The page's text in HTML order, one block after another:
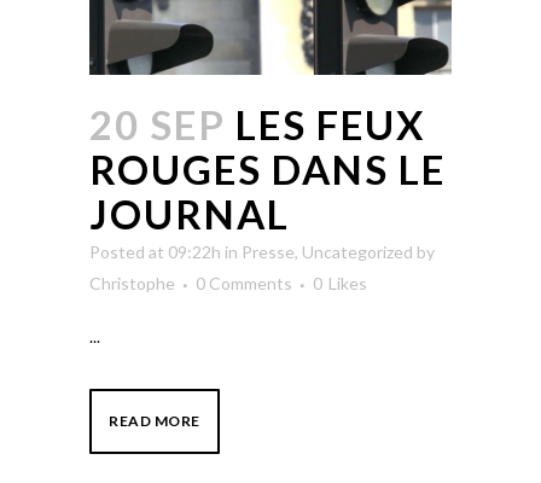
20 SEP LES FEUX
ROUGES DANS LE
JOURNAL
Posted at 09:22h in Presse, Uncategorized by
Christophe
0 Comments 0 Likes
...
READ MORE